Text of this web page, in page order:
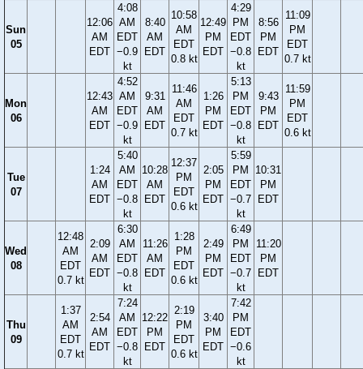
Sun
05
12:06
AM
EDT
4:08
AM
EDT
−0.9
kt
8:40
AM
EDT
10:58
AM
EDT
0.8 kt
12:49
PM
EDT
4:29
PM
EDT
−0.8
kt
8:56
PM
EDT
11:09
PM
EDT
0.7 kt
Mon
06
12:43
AM
EDT
4:52
AM
EDT
−0.9
kt
9:31
AM
EDT
11:46
AM
EDT
0.7 kt
1:26
PM
EDT
5:13
PM
EDT
−0.8
kt
9:43
PM
EDT
11:59
PM
EDT
0.6 kt
Tue
07
1:24
AM
EDT
5:40
AM
EDT
−0.8
kt
10:28
AM
EDT
12:37
PM
EDT
0.6 kt
2:05
PM
EDT
5:59
PM
EDT
−0.7
kt
10:31
PM
EDT
Wed
08
12:48
AM
EDT
0.7 kt
2:09
AM
EDT
6:30
AM
EDT
−0.8
kt
11:26
AM
EDT
1:28
PM
EDT
0.6 kt
2:49
PM
EDT
6:49
PM
EDT
−0.7
kt
11:20
PM
EDT
Thu
09
1:37
AM
EDT
0.7 kt
2:54
AM
EDT
7:24
AM
EDT
−0.8
kt
12:22
PM
EDT
2:19
PM
EDT
0.6 kt
3:40
PM
EDT
7:42
PM
EDT
−0.6
kt